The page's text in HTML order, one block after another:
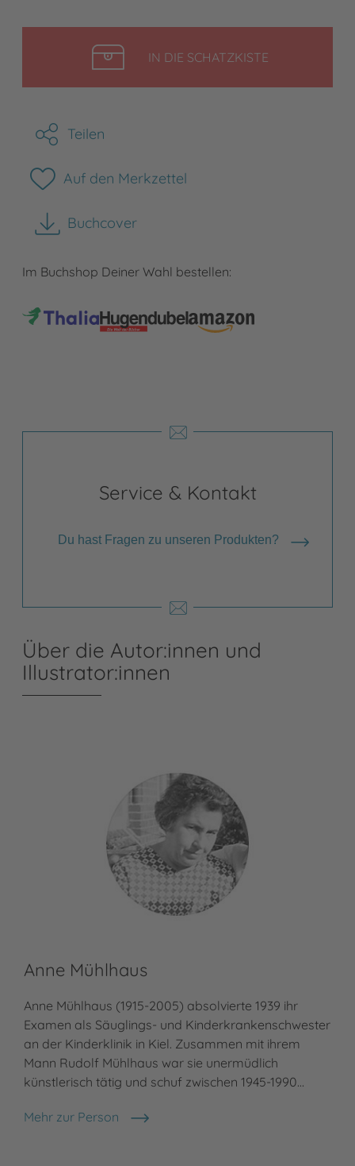
IN DIE SCHATZKISTELEGEN
Teilen
Auf den Merkzettel
Buchcover
herunterladen
Im Buchshop Deiner Wahl bestellen:
Service & Kontakt
Du hast Fragen zu unseren Produkten?
Über die Autor:innen und
Illustrator:innen
Anne Mühlhaus
Anne Mühlhaus (1915-2005) absolvierte 1939 ihr
Examen als Säuglings- und Kinderkrankenschwester
an der Kinderklinik in Kiel. Zusammen mit ihrem
Mann Rudolf Mühlhaus war sie unermüdlich
künstlerisch tätig und schuf zwischen 1945-1990…
Mehr zur Person
Anne Mühlhaus